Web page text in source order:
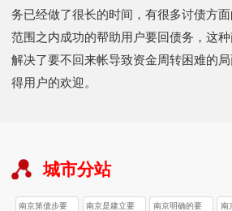
务已经做了很长的时间，有很多讨债方
范围之内成功的帮助用户要回债务，这
解决了要不回来帐导致资金周转困难的
得用户的欢迎。
城市分站
南京第债步要
南京是建立要
南京明确的要
南